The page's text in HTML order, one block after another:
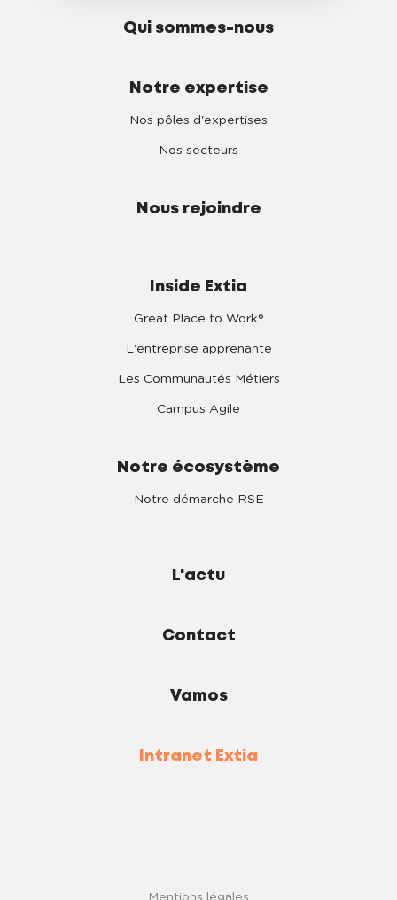
Qui sommes-nous
Notre expertise
Nos pôles d'expertises
Nos secteurs
Nous rejoindre
Inside Extia
Great Place to Work®
L'entreprise apprenante
Les Communautés Métiers
Campus Agile
Notre écosystème
Notre démarche RSE
L'actu
Contact
Vamos
Intranet Extia
Mentions légales